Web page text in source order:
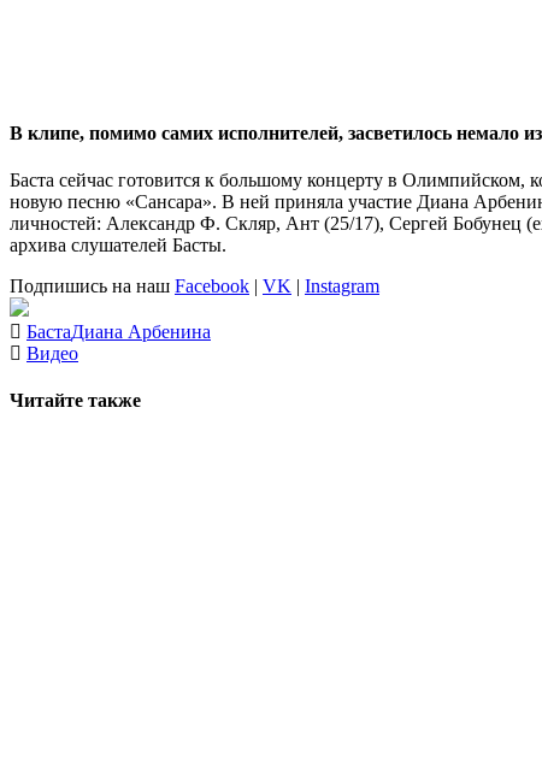
В клипе, помимо самих исполнителей, засветилось немало
Баста сейчас готовится к большому концерту в Олимпийском,
новую песню «Сансара». В ней приняла участие Диана
личностей: Александр Ф. Скляр, Ант (25/17), Сергей Бобунец
архива слушателей Басты.
Подпишись на наш Facebook | VK | Instagram
БастаДиана Арбенина
Видео
Читайте также